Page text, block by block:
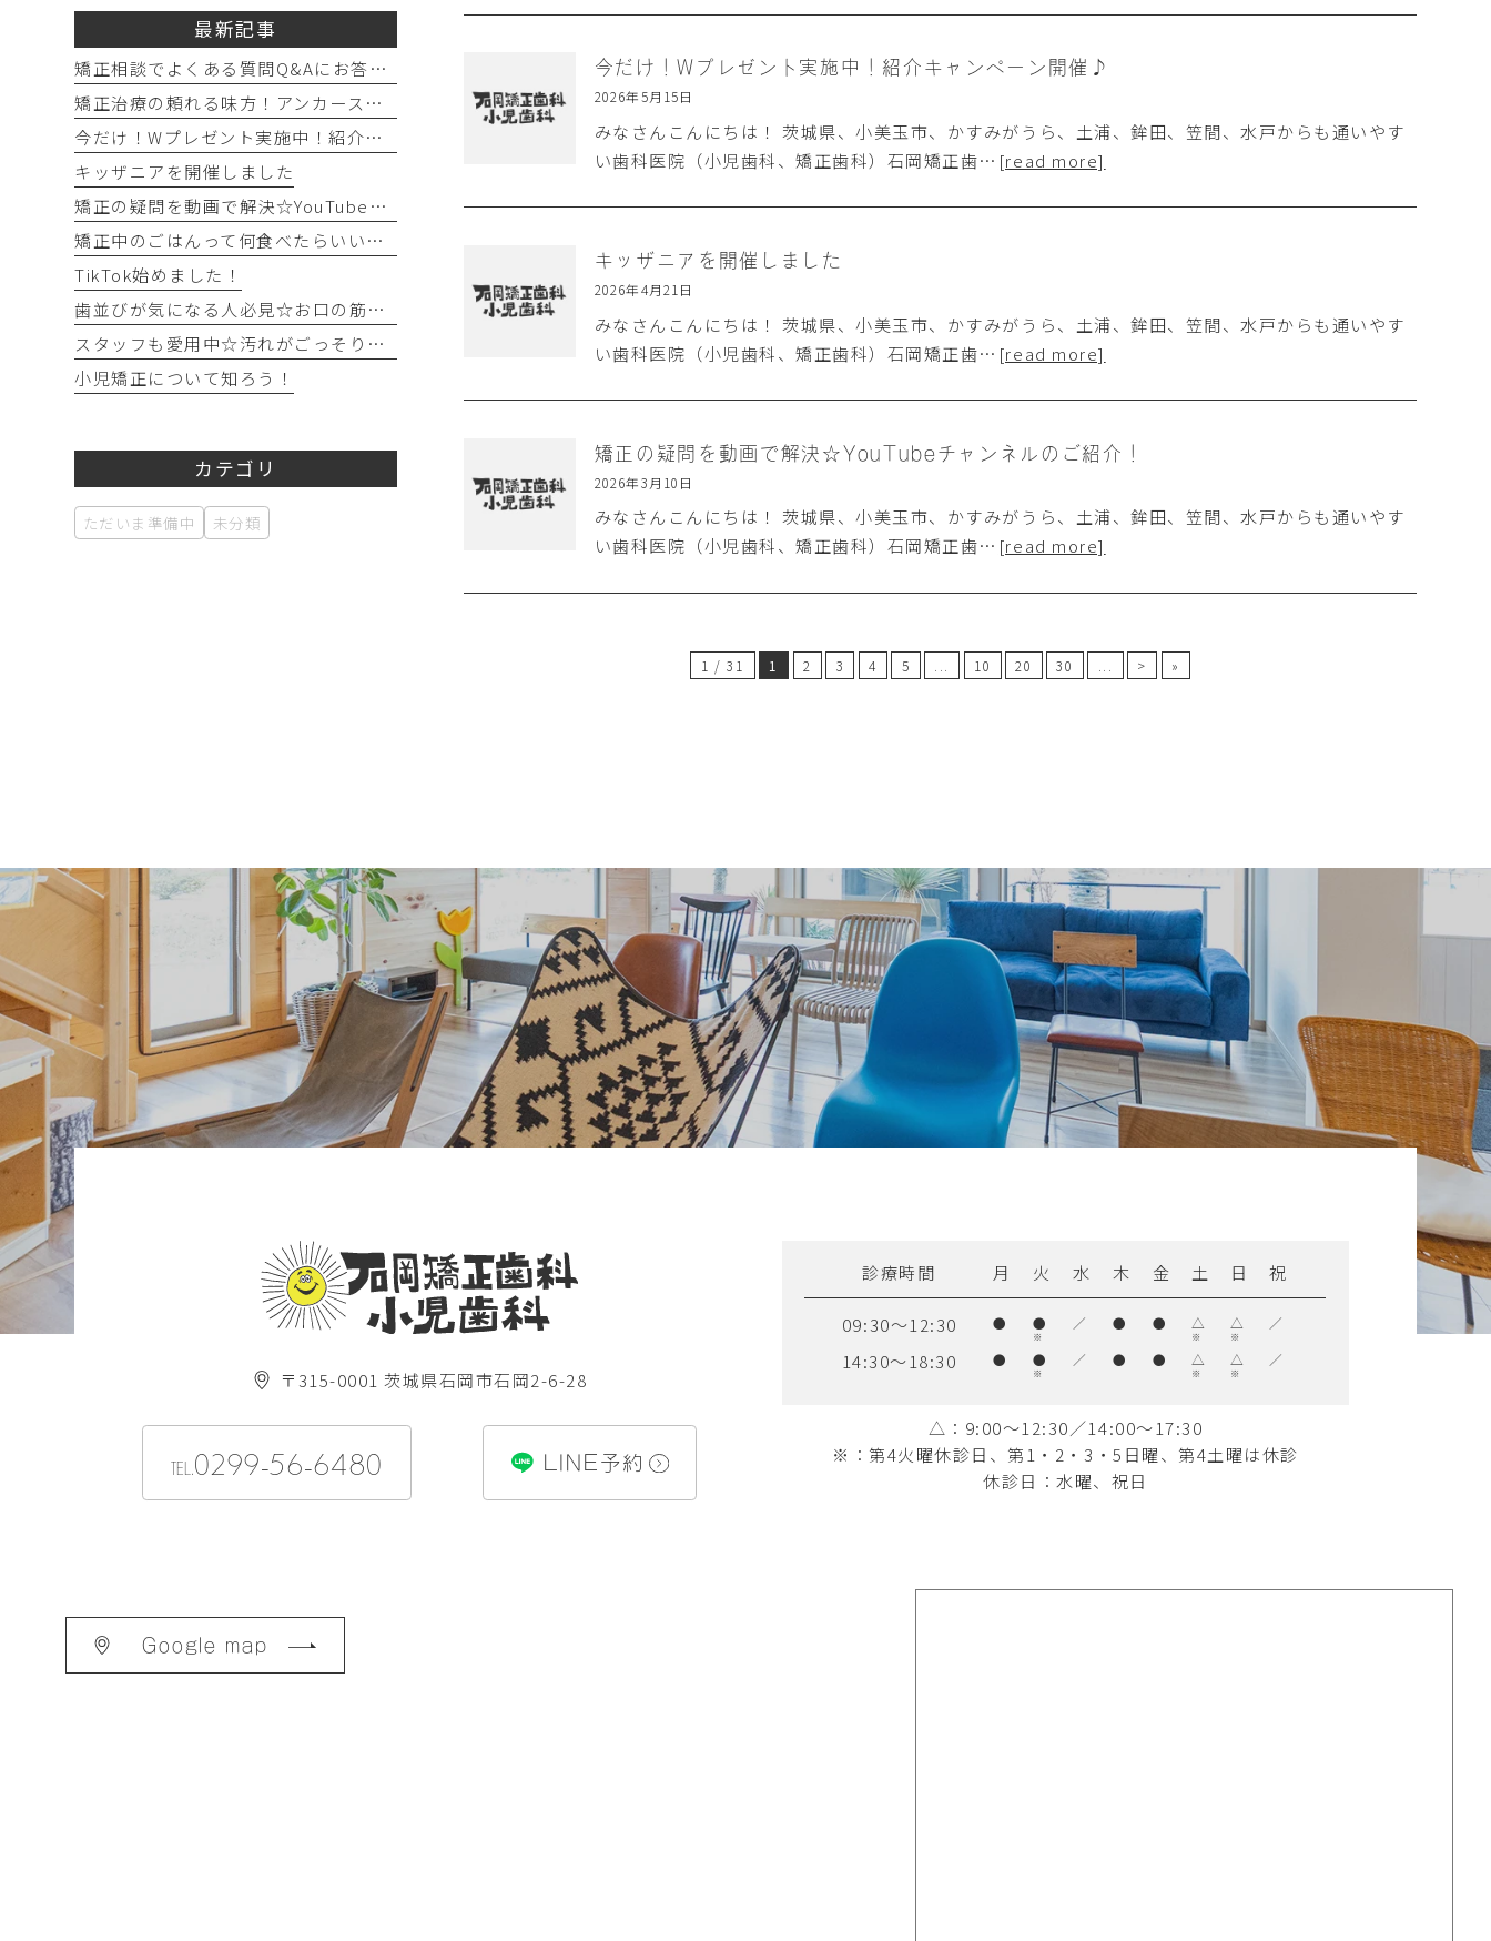
今だけ！Wプレゼント実施中！紹介キャンペーン開催♪
2026年5月15日
みなさんこんにちは！ 茨城県、小美玉市、かすみがうら、土浦、鉾田、笠間、水戸からも通いやす
い歯科医院（小児歯科、矯正歯科）石岡矯正歯… [read more]
キッザニアを開催しました
2026年4月21日
みなさんこんにちは！ 茨城県、小美玉市、かすみがうら、土浦、鉾田、笠間、水戸からも通いやす
い歯科医院（小児歯科、矯正歯科）石岡矯正歯… [read more]
矯正の疑問を動画で解決☆YouTubeチャンネルのご紹介！
2026年3月10日
みなさんこんにちは！ 茨城県、小美玉市、かすみがうら、土浦、鉾田、笠間、水戸からも通いやす
い歯科医院（小児歯科、矯正歯科）石岡矯正歯… [read more]
1 / 31 1 2 3 4 5 10 20 30 > »
最新記事
矯正相談でよくある質問Q&Aにお答えします！！！
矯正治療の頼れる味方！アンカースクリュー（ISA）ってどんなもの？
今だけ！Wプレゼント実施中！紹介キャンペーン開催♪
キッザニアを開催しました
矯正の疑問を動画で解決☆YouTubeチャンネルのご紹介！
矯正中のごはんって何食べたらいいの？を徹底解説！
TikTok始めました！
歯並びが気になる人必見☆お口の筋トレを始めてみよう！
スタッフも愛用中☆汚れがごっそり取れるフロアフロス！
小児矯正について知ろう！
カテゴリ
ただいま準備中 未分類
〒315-0001 茨城県石岡市石岡2-6-28
TEL.0299-56-6480 LINE予約
診療時間 月 火 水 木 金 土 日 祝
09:30～12:30 ● ●
※
／ ● ● △
※
△
※
／
14:30～18:30 ● ●
※
／ ● ● △
※
△
※
／
△：9:00〜12:30／14:00〜17:30
※：第4火曜休診日、第1・2・3・5日曜、第4土曜は休診
休診日：水曜、祝日
Google map